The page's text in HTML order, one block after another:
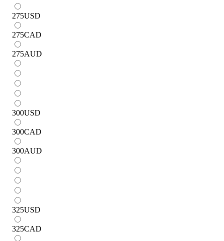
275USD
275CAD
275AUD
300USD
300CAD
300AUD
325USD
325CAD